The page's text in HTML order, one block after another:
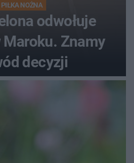
PIŁKA NOŻNA
odwołuje
Znamy
decyzji